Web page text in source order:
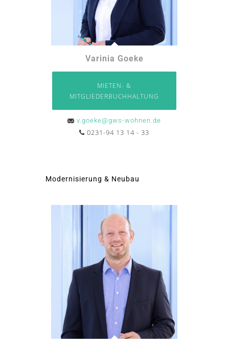
Varinia Goeke
MIETEN- &
MITGLIEDERBUCHHALTUNG
v.goeke@gws-wohnen.de
0231-94 13 14 - 33
Modernisierung & Neubau